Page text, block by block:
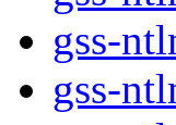
gss-
gss-